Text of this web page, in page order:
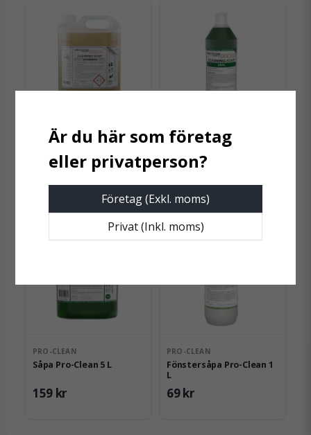
Passar både grundbehandling och daglig
rengöring
Kan användas med mopp eller kombimaskin
Ja, ni får publicera min fråga
Skicka fråga
PRO-CLEAN
Stensåpa Pro-Clean 5 L
PRO-CLEAN
Såpa Pro-Clean 1 L
PRO-CLEAN
Såpa Pro-Clean 5 L
159 kr
PRO-CLEAN
Fönstersåpa Pro-Clean 1
L
69 kr
Företag (Exkl. moms)
Privat (Inkl. moms)